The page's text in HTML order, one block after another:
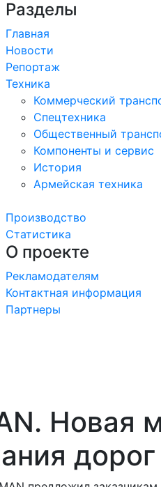
Разделы
Главная
Новости
Репортаж
Техника
Коммерческий
Спецтехника
Общественный
Компоненты и сервис
История
Армейская техника
Производство
Статистика
О проекте
Рекламодателям
Контактная информация
Партнеры
Новая
дорог